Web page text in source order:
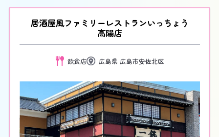
居酒屋風ファミリーレストランいっちょう
高陽店
飲食店 広島県 広島市安佐北区